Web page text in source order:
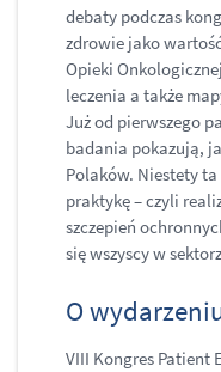
debaty podczas
zdrowie jako
Opieki
leczenia a także
Już od pierwszego
badania pokazują,
Polaków. Niestety ta
praktykę – czyli
szczepień
się wszyscy w
O
VIII Kongres Patient